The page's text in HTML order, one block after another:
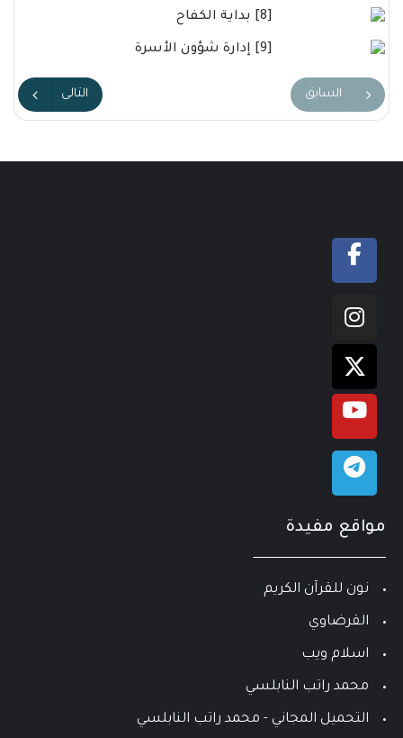
[8] بداية الكفاح
[9] إدارة شؤون الأسرة
السابق التالى
مواقع مفيدة
نون للقرآن الكريم
القرضاوي
اسلام ويب
محمد راتب النابلسي
التحميل المجاني - محمد راتب النابلسي